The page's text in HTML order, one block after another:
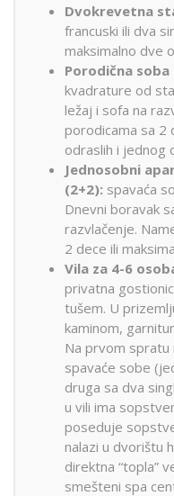
Dvokrevetna
francuski ili dva
maksimalno dve
Porodična soba
kvadrature od
ležaj i sofa na
porodicama sa 2
odraslih i jednog
Jednosobni
(2+2): spavaća
Dnevni boravak
razvlačenje.
2 dece ili
Vila za 4-6
privatna
tušem. U
kaminom,
Na prvom spratu
spavaće sobe
druga sa dva
u vili ima
poseduje
nalazi u dvorištu
direktna “topla”
smešteni spa